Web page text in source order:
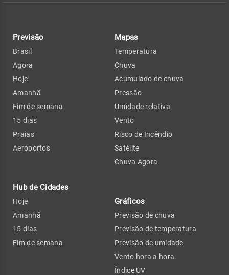
Previsão
Brasil
Agora
Hoje
Amanhã
Fim de semana
15 dias
Praias
Aeroportos
Hub de Cidades
Hoje
Amanhã
15 dias
Fim de semana
Mapas
Temperatura
Chuva
Acumulado de chuva
Pressão
Umidade relativa
Vento
Risco de Incêndio
Satélite
Chuva Agora
Gráficos
Previsão de chuva
Previsão de temperatura
Previsão de umidade
Vento hora a hora
Índice UV